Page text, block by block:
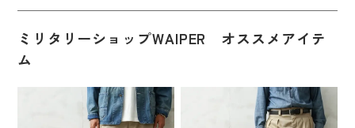
ミリタリーショップWAIPER オススメアイテ
ム